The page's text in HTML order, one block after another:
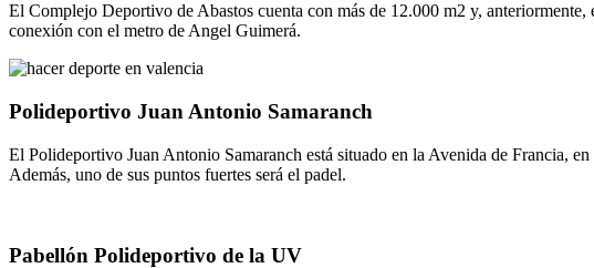
El Complejo Deportivo de Abastos cuenta con más de 12.000 m2 y,
conexión con el metro de Angel Guimerá.
Polideportivo Juan Antonio Samaranch
El Polideportivo Juan Antonio Samaranch está situado en la Avenida de Francia,
Además, uno de sus puntos fuertes será el padel.
Pabellón Polideportivo de la UV